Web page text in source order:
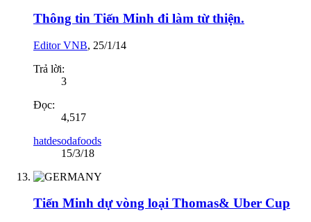
Thông tin Tiến Minh đi làm từ thiện.
Editor VNB, 25/1/14
Trả lời:
3
Đọc:
4,517
hatdesodafoods
15/3/18
Tiến Minh dự vòng loại Thomas& Uber Cup